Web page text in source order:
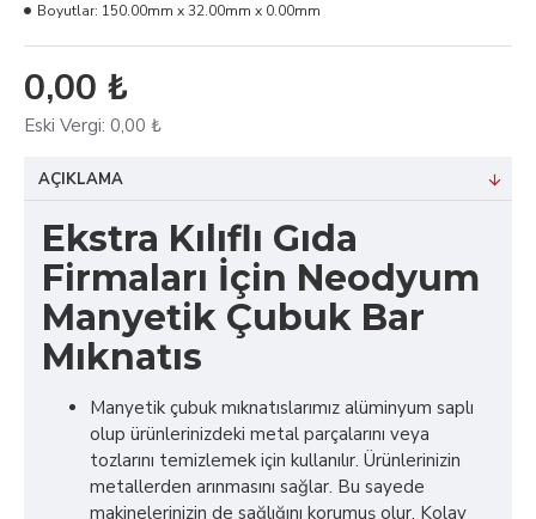
0,00 ₺
Eski Vergi: 0,00 ₺
Boyutlar: 150.00mm x 32.00mm x 0.00mm
AÇIKLAMA
Ekstra Kılıflı Gıda
Firmaları İçin Neodyum
Manyetik Çubuk Bar
Mıknatıs
Manyetik çubuk mıknatıslarımız alüminyum saplı
olup ürünlerinizdeki metal parçalarını veya
tozlarını temizlemek için kullanılır. Ürünlerinizin
metallerden arınmasını sağlar. Bu sayede
makinelerinizin de sağlığını korumuş olur. Kolay